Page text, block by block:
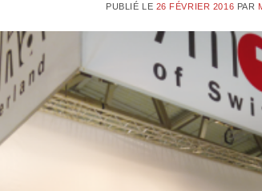
PUBLIÉ LE 26 FÉVRIER 2016 PAR